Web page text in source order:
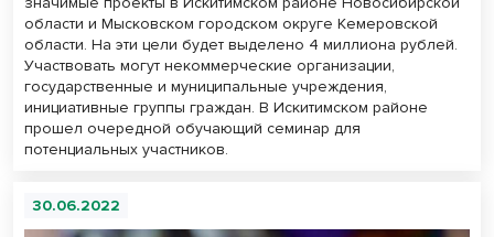
области и Мысковском городском округе Кемеровской
области. На эти цели будет выделено 4 миллиона рублей.
Участвовать могут некоммерческие организации,
государственные и муниципальные учреждения,
инициативные группы граждан. В Искитимском районе
прошел очередной обучающий семинар для
потенциальных участников.
30.06.2022